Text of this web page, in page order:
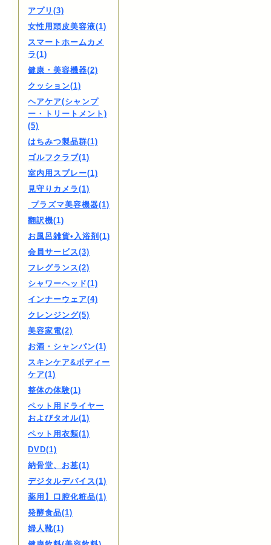
アプリ(3)
女性用頭皮美容液(1)
スマートホームカメ
ラ(1)
健康・美容機器(2)
クッション(1)
ヘアケア(シャンプ
ー・トリートメント)
(5)
はちみつ製品群(1)
ゴルフクラブ(1)
室内用スプレー(1)
見守りカメラ(1)
プラズマ美容機器(1)
翻訳機(1)
お風呂雑貨•入浴剤(1)
会員サービス(3)
フレグランス(2)
シャワーヘッド(1)
インナーウェア(4)
クレンジング(5)
美容家電(2)
お酒・シャンパン(1)
スキンケア&ボディー
ケア(1)
整体の体験(1)
ペット用ドライヤー
およびタオル(1)
ペット用衣類(1)
DVD(1)
納骨堂、お墓(1)
デジタルデバイス(1)
薬用】口腔化粧品(1)
発酵食品(1)
婦人靴(1)